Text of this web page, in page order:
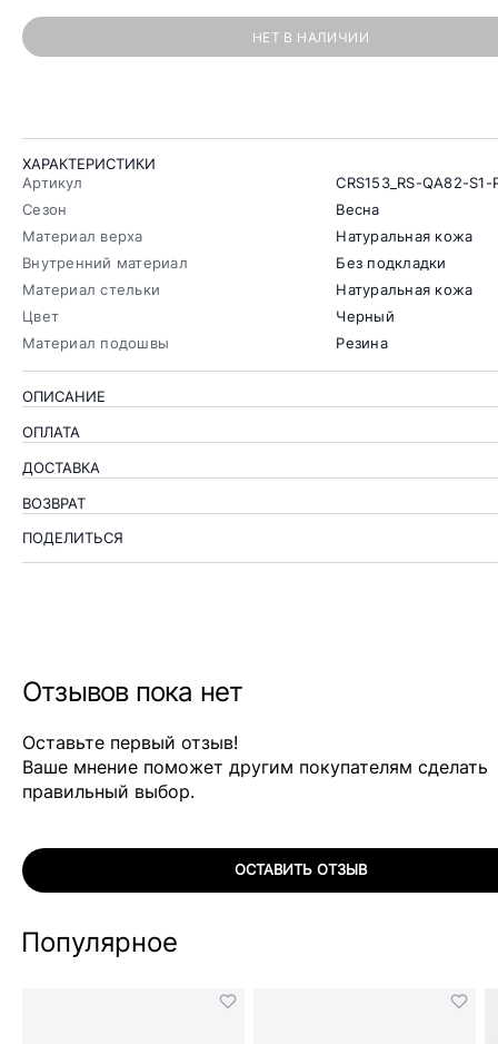
НЕТ В НАЛИЧИИ
ХАРАКТЕРИСТИКИ
Артикул
CRS153_RS-QA82-S1-
Сезон
Весна
Материал верха
Натуральная кожа
Внутренний материал
Без подкладки
Материал стельки
Натуральная кожа
Цвет
Черный
Материал подошвы
Резина
ОПИСАНИЕ
ОПЛАТА
ДОСТАВКА
ВОЗВРАТ
ПОДЕЛИТЬСЯ
Отзывов пока нет
Оставьте первый отзыв!
Ваше мнение поможет другим покупателям сделать
правильный выбор.
ОСТАВИТЬ ОТЗЫВ
Популярное